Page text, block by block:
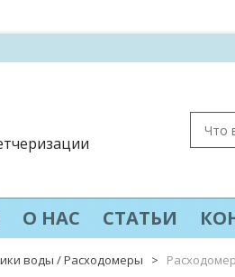
О НАС СТАТЬИ
воды / Расходомеры >